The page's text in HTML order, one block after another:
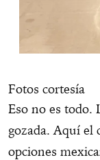
Fotos cortesía
Eso no es todo.
gozada. Aquí el
opciones